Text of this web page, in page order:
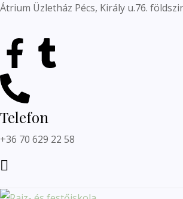
Átrium Üzletház Pécs, Király u.76.
Telefon
+36 70 629 22 58